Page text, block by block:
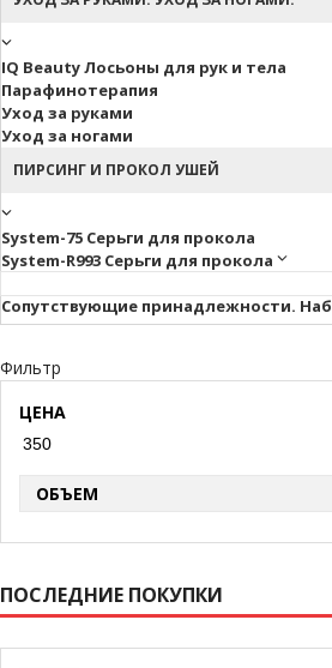
IQ Beauty Лосьоны для рук и тела
Парафинотерапия
Уход за руками
Уход за ногами
ПИРСИНГ И ПРОКОЛ УШЕЙ
System-75 Серьги для прокола
System-R993 Серьги для прокола
Cопутствующие принадлежности.
Фильтр
ЦЕНА
ОБЪЕМ
ПОСЛЕДНИЕ ПОКУПКИ